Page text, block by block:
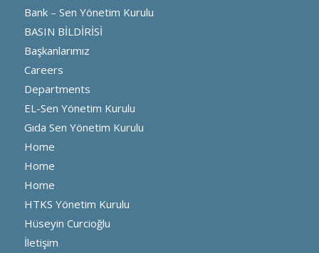
Bank – Sen Yönetim Kurulu
BASIN BİLDİRİSİ
Başkanlarımız
Careers
Departments
EL-Sen Yönetim Kurulu
Gıda Sen Yönetim Kurulu
Home
Home
Home
HTKS Yönetim Kurulu
Hüseyin Curcioğlu
İletişim